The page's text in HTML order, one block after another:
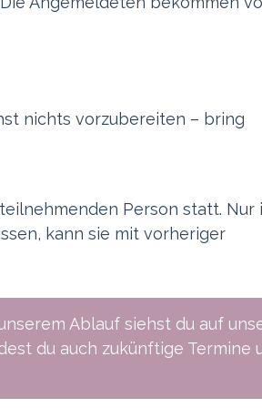
nichts vorzubereiten – bring
Person statt. Nur
kann sie mit vorheriger
Ablauf siehst du auf
du auch zukünftige Termine